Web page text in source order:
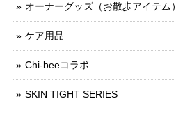
オーナーグッズ（お散歩アイテム）
ケア用品
Chi-beeコラボ
SKIN TIGHT SERIES